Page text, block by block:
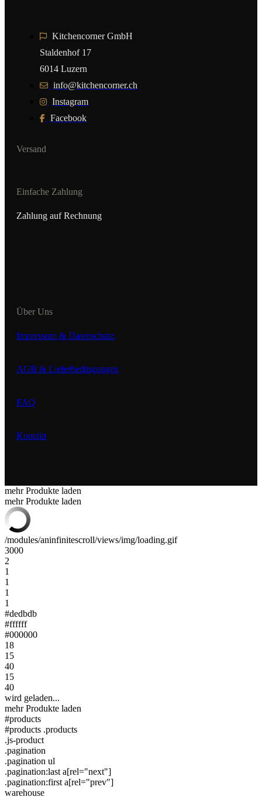
Kitchencorner GmbH
Staldenhof 17
6014 Luzern
info@kitchencorner.ch
Instagram
Facebook
Versand
Einfache Zahlung
Zahlung auf Rechnung
Über Uns
Impressum & Datenschutz
AGB & Lieferbedingungen
FAQ
Kontakt
mehr Produkte laden
mehr Produkte laden
/modules/aninfinitescroll/views/img/loading.gif
3000
2
1
1
1
1
#dedbdb
#ffffff
#000000
18
15
40
15
40
wird geladen...
mehr Produkte laden
#products
#products .products
.js-product
.pagination
.pagination ul
.pagination:last a[rel="next"]
.pagination:first a[rel="prev"]
warehouse